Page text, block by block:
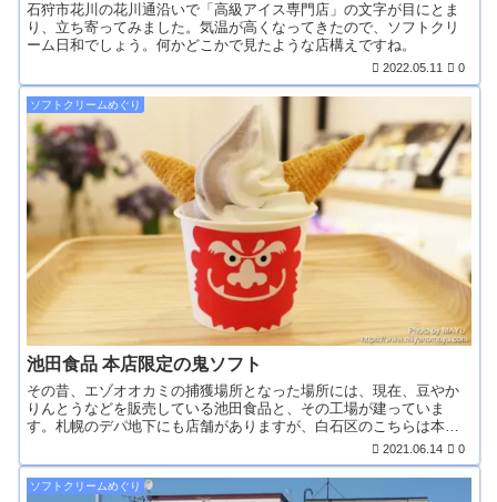
石狩市花川の花川通沿いで「高級アイス専門店」の文字が目にとま
り、立ち寄ってみました。気温が高くなってきたので、ソフトクリ
ーム日和でしょう。何かどこかで見たような店構えですね。
2022.05.11 0
ソフトクリームめぐり
池田食品 本店限定の鬼ソフト
その昔、エゾオオカミの捕獲場所となった場所には、現在、豆やか
りんとうなどを販売している池田食品と、その工場が建っていま
す。札幌のデパ地下にも店舗がありますが、白石区のこちらは本
2021.06.14 0
ソフトクリームめぐり